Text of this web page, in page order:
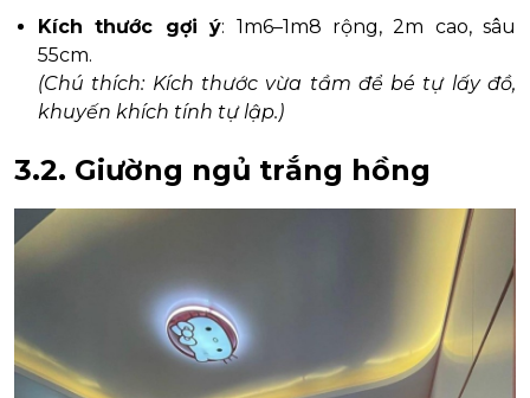
Kích thước gợi ý: 1m6–1m8 rộng, 2m cao, sâu
55cm.
(Chú thích: Kích thước vừa tầm để bé tự lấy đồ,
khuyến khích tính tự lập.)
3.2. Giường ngủ trắng hồng